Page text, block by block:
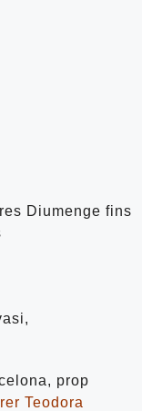
Diumenge fins
prop
Teodora